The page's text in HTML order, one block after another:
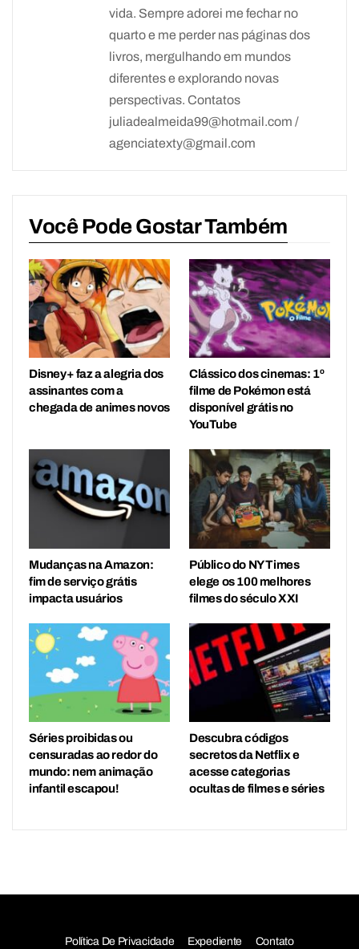
vida. Sempre adorei me fechar no
quarto e me perder nas páginas dos
livros, mergulhando em mundos
diferentes e explorando novas
perspectivas. Contatos
juliadealmeida99@hotmail.com /
agenciatexty@gmail.com
Você Pode Gostar Também
Disney+ faz a alegria dos
assinantes com a
chegada de animes novos
Clássico dos cinemas: 1º
filme de Pokémon está
disponível grátis no
YouTube
Mudanças na Amazon:
fim de serviço grátis
impacta usuários
Público do NY Times
elege os 100 melhores
filmes do século XXI
Séries proibidas ou
censuradas ao redor do
mundo: nem animação
infantil escapou!
Descubra códigos
secretos da Netflix e
acesse categorias
ocultas de filmes e séries
Política De Privacidade Expediente Contato